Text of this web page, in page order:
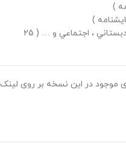
– نمايشنامه هاي طنز ، بهداشتي ، پيش دبستاني ، اجتماعي و … ( 25
در این نسخه بر روی لینک